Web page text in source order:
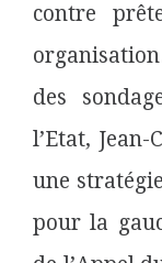
contre
des
l’Etat,
une
pour la